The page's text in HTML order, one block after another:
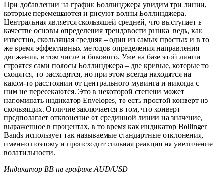
При добавлении на график Боллинджера увидим три линии,
которые перемещаются и рисуют волны Боллинджера.
Центральная является скользящей средней, что выступает в
качестве основы определения трендовости рынка, ведь, как
известно, скользящая средняя – один из самых простых и в то
же время эффективных методов определения направления
движения, в том числе и бокового. Уже на базе этой линии
строятся сами полосы Боллинджера – две кривые, которые то
сходятся, то расходятся, но при этом всегда находятся на
каком-то расстоянии от центрального мувинга и никогда с
ним не пересекаются. Это в некоторой степени может
напоминать индикатор Envelopes, то есть простой конверт из
скользящих. Отличие заключается в том, что конверт
предполагает отклонение от срединной линии на значение,
выраженное в процентах, в то время как индикатор Bollinger
Bands использует так называемые стандартные отклонения,
именно поэтому и происходит сильная реакция на увеличение
волатильности.
Индикатор ВВ на графике AUD/USD